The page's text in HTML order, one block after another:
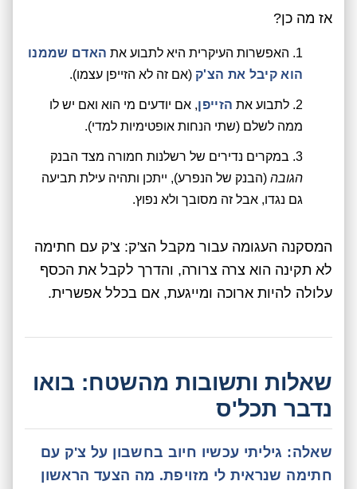
אז מה כן?
האפשרות העיקרית היא לתבוע את האדם שממנו
הוא קיבל את הצ'ק (אם זה לא הזייפן עצמו).
לתבוע את הזייפן, אם יודעים מי הוא ואם יש לו
ממה לשלם (שתי הנחות אופטימיות למדי).
במקרים נדירים של רשלנות חמורה מצד הבנק
הגובה(הבנק של הנפרע), ייתכן ותהיה עילת תביעה
גם נגדו, אבל זה מסובך ולא נפוץ.
המסקנה העגומה עבור מקבל הצ'ק: צ'ק עם חתימה
לא תקינה הוא צרה צרורה, והדרך לקבל את הכסף
עלולה להיות ארוכה ומייגעת, אם בכלל אפשרית.
שאלות ותשובות מהשטח: בואו
נדבר תכל'ס
שאלה: גיליתי עכשיו חיוב בחשבון על צ'ק עם
חתימה שנראית לי מזויפת. מה הצעד הראשון